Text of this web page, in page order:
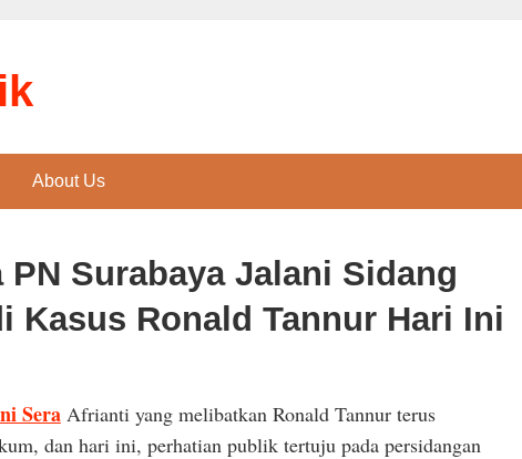
About Us
PN Surabaya Jalani Sidang
Kasus Ronald Tannur Hari Ini
SeraAfrianti yang melibatkan Ronald Tannur terus
dan hari ini, perhatian publik tertuju pada persidangan